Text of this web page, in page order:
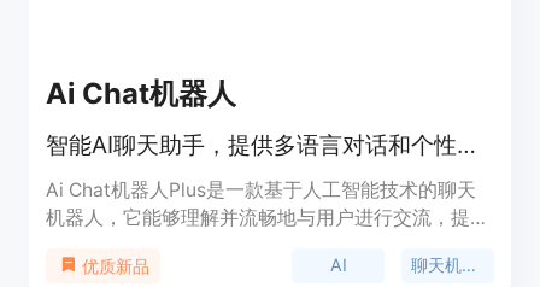
Ai Chat机器人
智能AI聊天助手，提供多语言对话和个性化服务。
Ai Chat机器人Plus是一款基于人工智能技术的聊天
机器人，它能够理解并流畅地与用户进行交流，提供
过模仿人类的对话方式，为用户提供了一个直观、便
优质新品 AI 聊天机器人